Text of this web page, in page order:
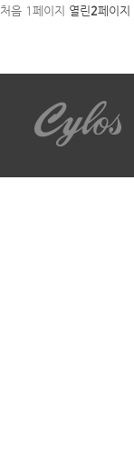
처음 1 페이지 열린2페이지